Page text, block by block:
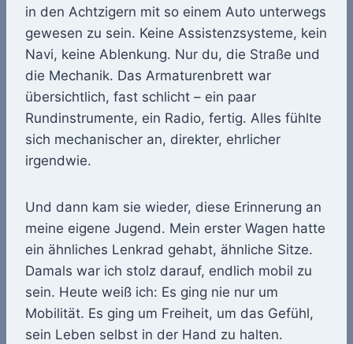
in den Achtzigern mit so einem Auto unterwegs
gewesen zu sein. Keine Assistenzsysteme, kein
Navi, keine Ablenkung. Nur du, die Straße und
die Mechanik. Das Armaturenbrett war
übersichtlich, fast schlicht – ein paar
Rundinstrumente, ein Radio, fertig. Alles fühlte
sich mechanischer an, direkter, ehrlicher
irgendwie.
Und dann kam sie wieder, diese Erinnerung an
meine eigene Jugend. Mein erster Wagen hatte
ein ähnliches Lenkrad gehabt, ähnliche Sitze.
Damals war ich stolz darauf, endlich mobil zu
sein. Heute weiß ich: Es ging nie nur um
Mobilität. Es ging um Freiheit, um das Gefühl,
sein Leben selbst in der Hand zu halten.